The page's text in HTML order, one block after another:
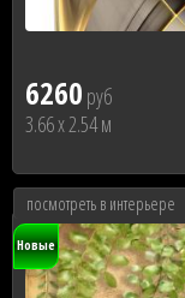
6260 руб
3.66 x 2.54 м
посмотреть в интерьере
Новые